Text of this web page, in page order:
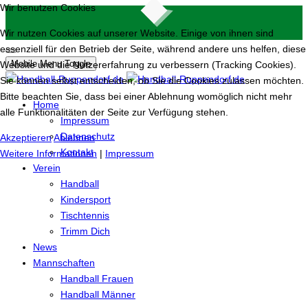
Mobile Menu Toggle
Home
Impressum
Datenschutz
Kontakt
Verein
Handball
Kindersport
Tischtennis
Trimm Dich
News
Mannschaften
Handball Frauen
Handball Männer
Wir benutzen Cookies
Wir nutzen Cookies auf unserer Website. Einige von ihnen sind
essenziell für den Betrieb der Seite, während andere uns helfen, diese
Website und die Nutzererfahrung zu verbessern (Tracking Cookies).
Sie können selbst entscheiden, ob Sie die Cookies zulassen möchten.
Bitte beachten Sie, dass bei einer Ablehnung womöglich nicht mehr
alle Funktionalitäten der Seite zur Verfügung stehen.
AkzeptierenAblehnen
Weitere Informationen | Impressum